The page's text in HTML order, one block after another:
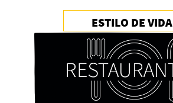
ESTILO DE VIDA